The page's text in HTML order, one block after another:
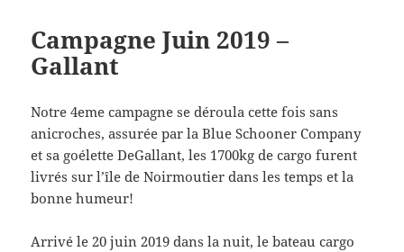
Campagne Juin 2019 –
Gallant
Notre 4eme campagne se déroula cette fois sans
anicroches, assurée par la Blue Schooner Company
et sa goélette DeGallant, les 1700kg de cargo furent
livrés sur l’île de Noirmoutier dans les temps et la
bonne humeur!
Arrivé le 20 juin 2019 dans la nuit, le bateau cargo